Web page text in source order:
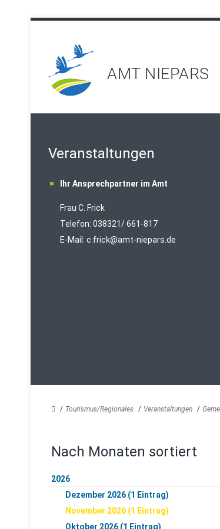
AMT NIEPARS
Veranstaltungen
Ihr Ansprechpartner im Amt
Frau C. Frick
Telefon: 038321/ 661-817
E-Mail: c.frick@amt-niepars.de
Tourismus/Regionales Veranstaltungen
Nach Monaten sortiert
2026
Dezember 2026 (1 Eintrag)
November 2026 (1 Eintrag)
Oktober 2026 (1 Eintrag)